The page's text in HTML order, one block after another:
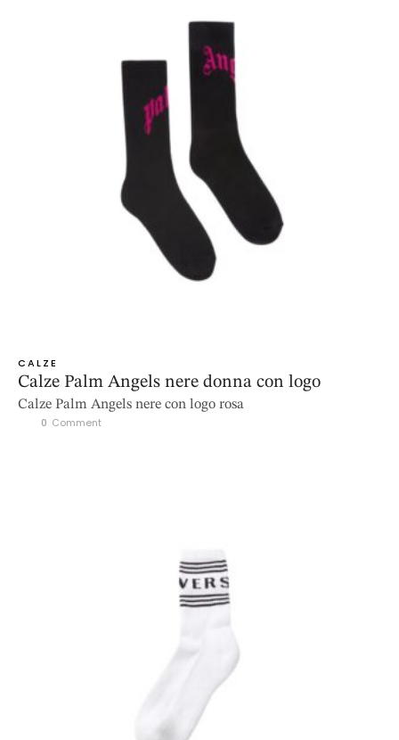
CALZE
Calze Palm Angels nere donna con logo
Calze Palm Angels nere con logo rosa
0 Comment